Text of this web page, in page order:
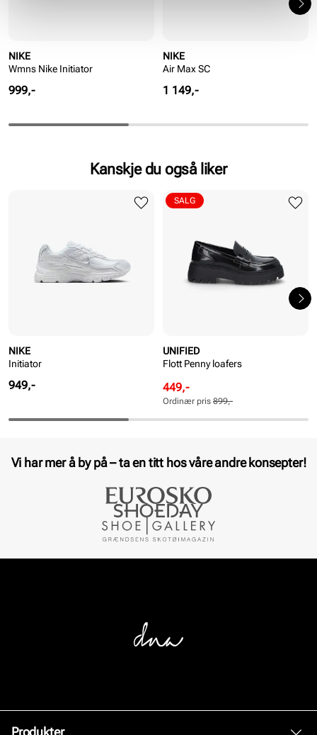
NIKE
Wmns Nike Initiator
Pris
999,-
NIKE
Air Max SC
Pris
1 149,-
Kanskje du også liker
NIKE
Initiator
Pris
949,-
UNIFIED
Flott Penny loafers
Rabattert
pris
Pris
449,-
Ordinær
pris
Pris
Ordinær pris 899,-
SALG
Vi har mer å by på – ta en titt hos våre andre konsepter!
Produkter